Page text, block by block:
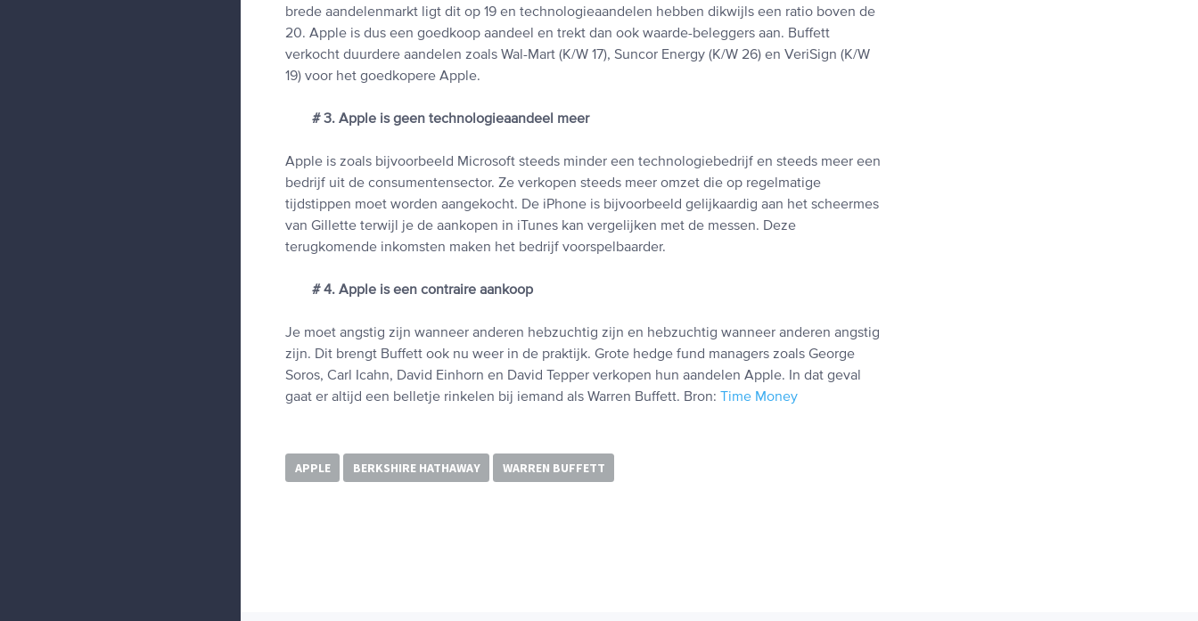
brede aandelenmarkt ligt dit op 19 en technologieaandelen hebben dikwijls een ratio boven de
20. Apple is dus een goedkoop aandeel en trekt dan ook waarde-beleggers aan. Buffett
verkocht duurdere aandelen zoals Wal-Mart (K/W 17), Suncor Energy (K/W 26) en VeriSign (K/W
19) voor het goedkopere Apple.
# 3. Apple is geen technologieaandeel meer
Apple is zoals bijvoorbeeld Microsoft steeds minder een technologiebedrijf en steeds meer een
bedrijf uit de consumentensector. Ze verkopen steeds meer omzet die op regelmatige
tijdstippen moet worden aangekocht. De iPhone is bijvoorbeeld gelijkaardig aan het scheermes
van Gillette terwijl je de aankopen in iTunes kan vergelijken met de messen. Deze
terugkomende inkomsten maken het bedrijf voorspelbaarder.
# 4. Apple is een contraire aankoop
Je moet angstig zijn wanneer anderen hebzuchtig zijn en hebzuchtig wanneer anderen angstig
zijn. Dit brengt Buffett ook nu weer in de praktijk. Grote hedge fund managers zoals George
Soros, Carl Icahn, David Einhorn en David Tepper verkopen hun aandelen Apple. In dat geval
gaat er altijd een belletje rinkelen bij iemand als Warren Buffett. Bron: Time Money
APPLE BERKSHIRE HATHAWAY WARREN BUFFETT